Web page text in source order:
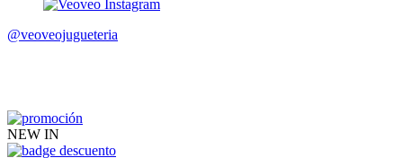
@veoveojugueteria
NEW IN